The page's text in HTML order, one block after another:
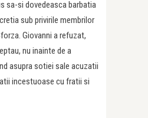
sa-si dovedeasca barbatia
sub privirile membrilor
Giovanni a refuzat,
nu inainte de a
asupra sotiei sale acuzatii
incestuoase cu fratii si